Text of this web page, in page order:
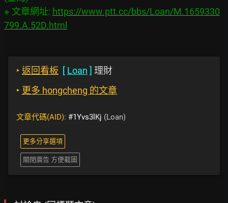
※ 文章網址: https://www.ptt.cc/bbs/Loan/M.1659330
799.A.52D.html
‣ 返回看板 [ Loan ] 理財
‣ 更多 hongcheng 的文章
文章代碼(AID): #1Yvs3lKj (Loan)
更多分享選項
關閉廣告 方便截圖